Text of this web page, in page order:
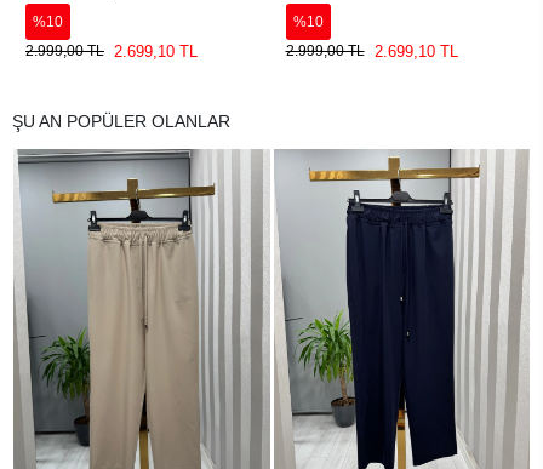
%10
2.999,00 TL
2.699,10 TL
%10
2.999,00 TL
2.699,10 TL
ŞU AN POPÜLER OLANLAR